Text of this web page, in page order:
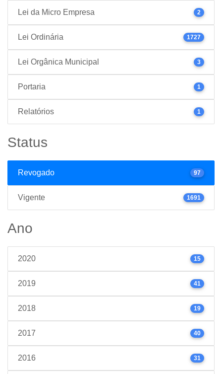
Lei da Micro Empresa 2
Lei Ordinária 1727
Lei Orgânica Municipal 3
Portaria 1
Relatórios 1
Status
Revogado 97
Vigente 1691
Ano
2020 15
2019 41
2018 19
2017 40
2016 31